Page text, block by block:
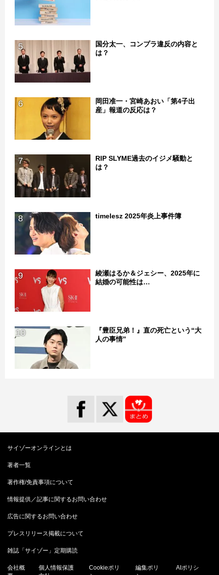
5
国分太一、コンプラ違反の内容と
は？
6
岡田准一・宮崎あおい「第4子出
産」報道の反応は？
7
RIP SLYME過去のイジメ騒動と
は？
8 timelesz 2025年炎上事件簿
9
綾瀬はるか＆ジェシー、2025年に
結婚の可能性は…
10
『豊臣兄弟！』直の死亡という“大
人の事情”
サイゾーオンラインとは
著者一覧
著作権/免責事項について
情報提供／記事に関するお問い合わせ
広告に関するお問い合わせ
プレスリリース掲載について
雑誌「サイゾー」定期購読
会社概
個人情報保護
Cookieポリ
編集ポリ
AIポリシ